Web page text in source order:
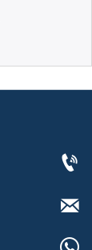

